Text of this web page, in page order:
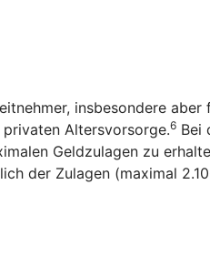
insbesondere
Altersvorsorge.6 Bei
Geldzulagen zu
der Zulagen (maximal